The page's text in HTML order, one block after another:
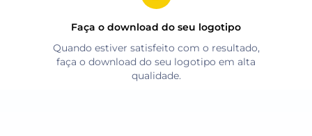
Faça o download do seu logotipo
Quando estiver satisfeito com o resultado,
faça o download do seu logotipo em alta
qualidade.